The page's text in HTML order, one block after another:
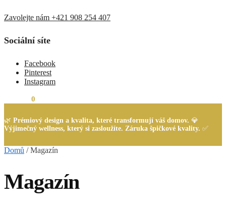
Zavolejte nám +421 908 254 407
Sociální síte
Facebook
Pinterest
Instagram
0
🌿 Prémiový design a kvalita, které transformují váš domov. 💎
Výjimečný wellness, který si zasloužíte. Záruka špičkové kvality. ✅
Domů /Magazín
Magazín